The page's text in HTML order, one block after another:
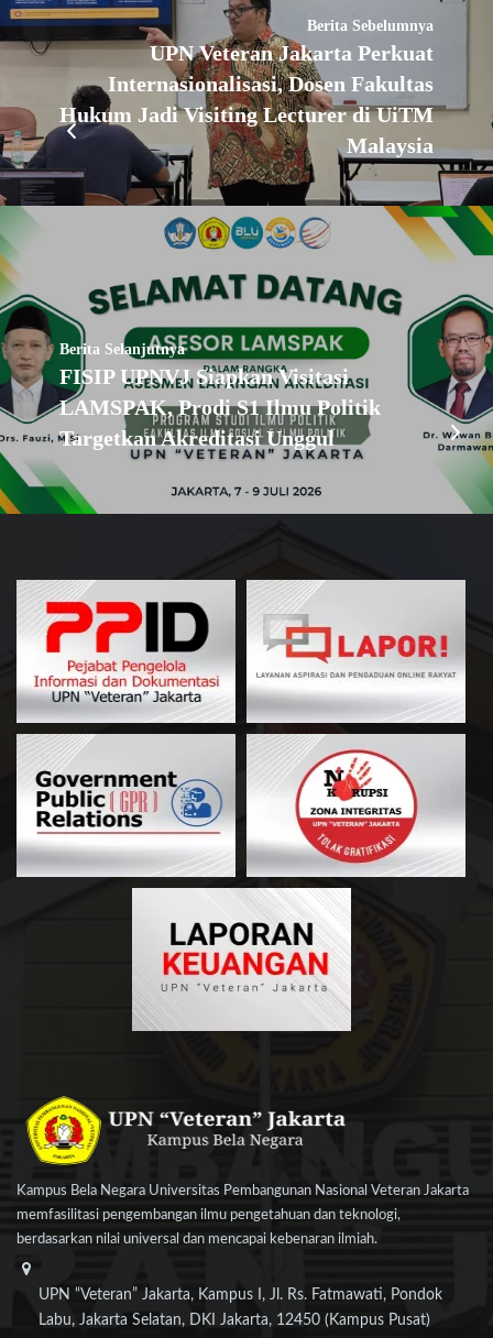
Berita Sebelumnya
UPN Veteran Jakarta Perkuat
Internasionalisasi, Dosen Fakultas
Hukum Jadi Visiting Lecturer di UiTM
Malaysia
Berita Selanjutnya
FISIP UPNVJ Siapkan Visitasi
LAMSPAK, Prodi S1 Ilmu Politik
Targetkan Akreditasi Unggul
Kampus Bela Negara Universitas Pembangunan Nasional Veteran Jakarta
memfasilitasi pengembangan ilmu pengetahuan dan teknologi,
berdasarkan nilai universal dan mencapai kebenaran ilmiah.
UPN “Veteran” Jakarta, Kampus I, Jl. Rs. Fatmawati, Pondok
Labu, Jakarta Selatan, DKI Jakarta, 12450 (Kampus Pusat)